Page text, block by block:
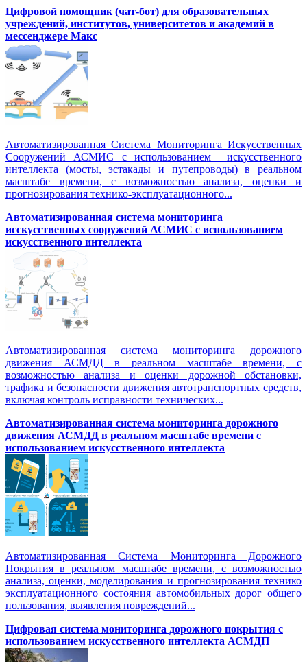
Цифровой помощник (чат-бот) для образовательных
учреждений, институтов, университетов и академий в
мессенджере Макс
Автоматизированная Система Мониторинга Искусственных
Сооружений АСМИС с использованием искусственного
интеллекта (мосты, эстакады и путепроводы) в реальном
масштабе времени, с возможностью анализа, оценки и
прогнозирования технико-эксплуатационного...
Автоматизированная система мониторинга
исскусственных сооружений АСМИС с использованием
искусственного интеллекта
Автоматизированная система мониторинга дорожного
движения АСМДД в реальном масштабе времени, с
возможностью анализа и оценки дорожной обстановки,
трафика и безопасности движения автотранспортных средств,
включая контроль исправности технических...
Автоматизированная cистема мониторинга дорожного
движения АСМДД в реальном масштабе времени с
использованием искусственного интеллекта
Автоматизированная Система Мониторинга Дорожного
Покрытия в реальном масштабе времени, с возможностью
анализа, оценки, моделирования и прогнозирования технико
эксплуатационного состояния автомобильных дорог общего
пользования, выявления повреждений...
Цифровая система мониторинга дорожного покрытия с
использованием искусственного интеллекта АСМДП